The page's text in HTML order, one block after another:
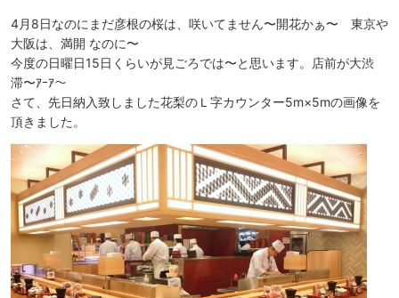
4月8日なのにまだ彦根の桜は、咲いてません〜開花かぁ〜 東京や
大阪は、満開 なのに〜
今度の日曜日15日くらいが見ごろでは〜と思います。店前が大渋
滞〜ｱｰｱ〜
さて、先日納入致しました花梨のＬ字カウンター5m×5mの画像を
頂きました。